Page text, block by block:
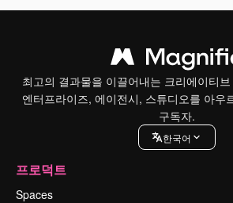
최고의 결과물을 이끌어내는 크리에이티
엔터프라이즈, 에이전시, 스튜디오를 아우
구독자.
한국어
프로덕트
Spaces